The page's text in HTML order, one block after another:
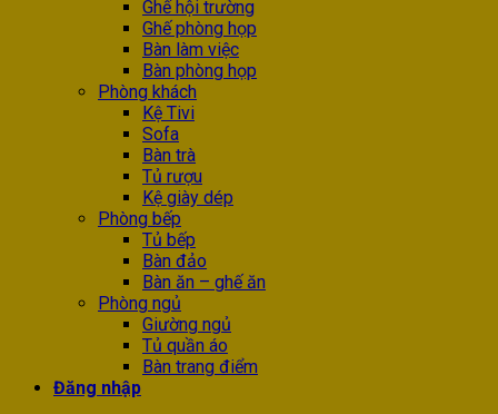
Ghế hội trường
Ghế phòng họp
Bàn làm việc
Bàn phòng họp
Phòng khách
Kệ Tivi
Sofa
Bàn trà
Tủ rượu
Kệ giày dép
Phòng bếp
Tủ bếp
Bàn đảo
Bàn ăn – ghế ăn
Phòng ngủ
Giường ngủ
Tủ quần áo
Bàn trang điểm
Đăng nhập